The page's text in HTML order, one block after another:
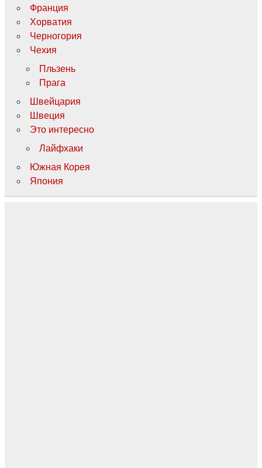
Франция
Хорватия
Черногория
Чехия
Пльзень
Прага
Швейцария
Швеция
Это интересно
Лайфхаки
Южная Корея
Япония